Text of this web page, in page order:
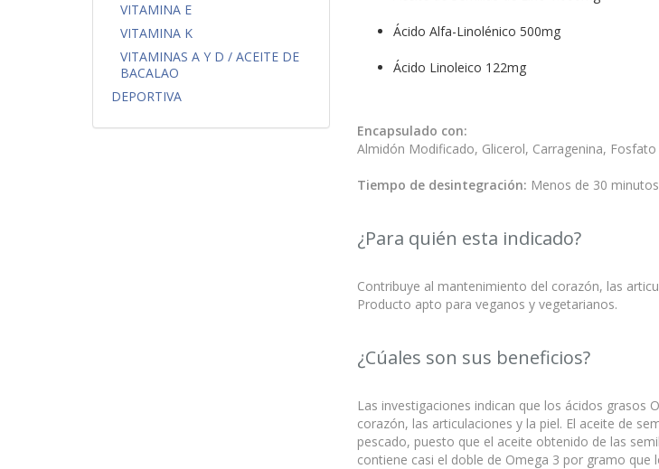
VITAMINA E
VITAMINA K
VITAMINAS A Y D / ACEITE DE
BACALAO
DEPORTIVA
Ácido Alfa-Linolénico 500mg
Ácido Linoleico 122mg
Encapsulado con:
Almidón Modificado, Glicerol, Carragenina,
Tiempo de desintegración: Menos de 30
¿Para quién esta indicado?
Contribuye al mantenimiento del corazón, las
Producto apto para veganos y vegetarianos.
¿Cúales son sus beneficios?
Las investigaciones indican que los ácidos
corazón, las articulaciones y la piel. El aceite de
pescado, puesto que el aceite obtenido de las
contiene casi el doble de Omega 3 por gramo que